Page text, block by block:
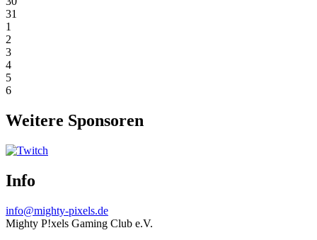
31
1
2
3
4
5
6
Weitere Sponsoren
Info
info@mighty-pixels.de
Mighty P!xels Gaming Club e.V.